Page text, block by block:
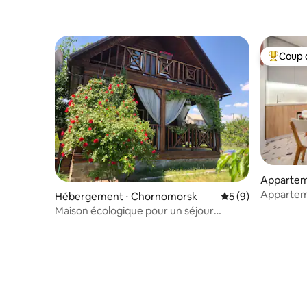
Hébergement ⋅ Chornomorsk Évaluation
5 (9)
Maison écologique pour un séjour
Coups
Coup